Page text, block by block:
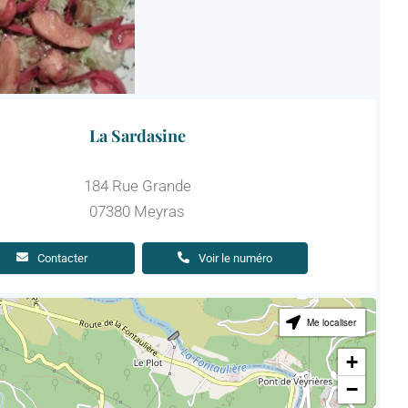
La Sardasine
184 Rue Grande
07380 Meyras
Contacter Voir le numéro
Me localiser
+
−